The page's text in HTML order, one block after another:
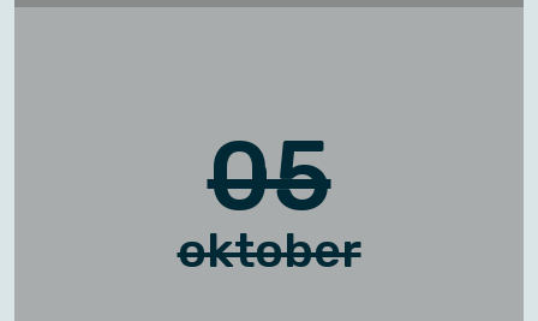
05
oktober